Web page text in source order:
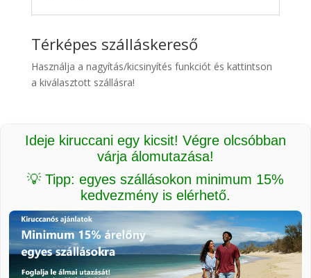
Térképes szálláskereső
Használja a nagyítás/kicsinyítés funkciót és kattintson
a kiválasztott szállásra!
Ideje kiruccani egy kicsit! Végre olcsóbban
várja álomutazása!
💡 Tipp: egyes szállásokon minimum 15%
kedvezmény is elérhető.